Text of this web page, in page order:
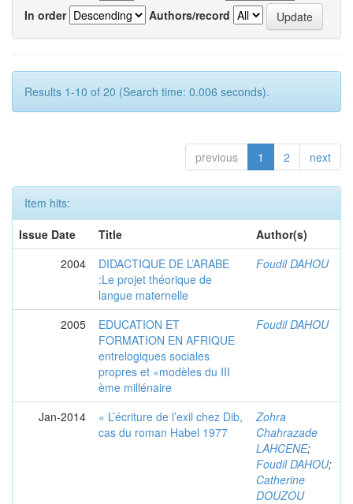
In order
Authors/record
Results 1-10 of 20 (Search time: 0.006 seconds).
previous 1 2 next
Item hits:
Issue Date
Title
Author(s)
2004
DIDACTIQUE DE L’ARABE
:Le projet théorique de
langue maternelle
Foudil DAHOU
2005
EDUCATION ET
FORMATION EN AFRIQUE
entrelogiques sociales
propres et «modèles du III
ème millénaire
Foudil DAHOU
Jan-2014
« L’écriture de l’exil chez Dib,
cas du roman Habel 1977
Zohra
Chahrazade
LAHCENE;
Foudil DAHOU;
Catherine
DOUZOU